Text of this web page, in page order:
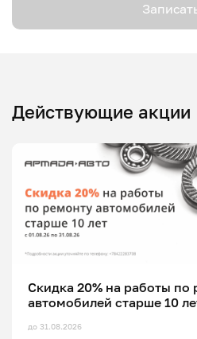
Действующие акции
Скидка 20% на работы по
автомобилей старше 10
до 31.08.2026